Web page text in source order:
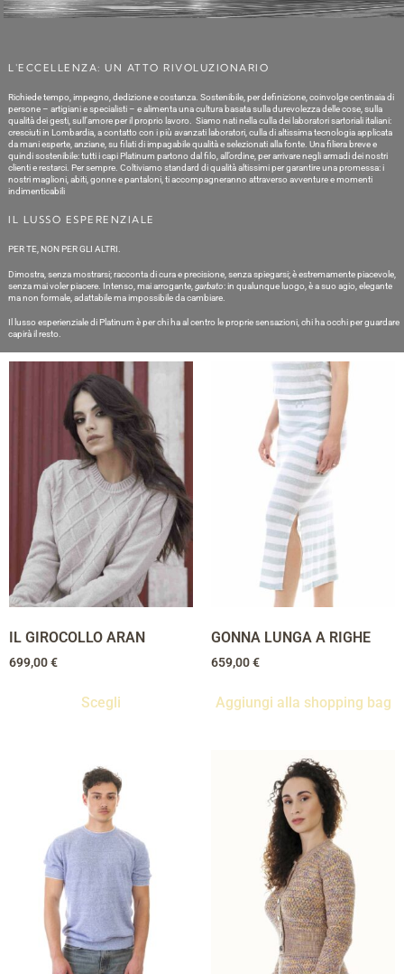
L'ECCELLENZA: UN ATTO RIVOLUZIONARIO
Richiede tempo, impegno, dedizione e costanza. Sostenibile, per definizione, coinvolge centinaia di
persone – artigiani e specialisti – e alimenta una cultura basata sulla durevolezza delle cose, sulla
qualità dei gesti, sull’amore per il proprio lavoro. Siamo nati nella culla dei laboratori sartoriali italiani:
cresciuti in Lombardia, a contatto con i più avanzati laboratori, culla di altissima tecnologia applicata
da mani esperte, anziane, su filati di impagabile qualità e selezionati alla fonte. Una filiera breve e
quindi sostenibile: tutti i capi Platinum partono dal filo, all’ordine, per arrivare negli armadi dei nostri
clienti e restarci. Per sempre. Coltiviamo standard di qualità altissimi per garantire una promessa: i
nostri maglioni, abiti, gonne e pantaloni, ti accompagneranno attraverso avventure e momenti
indimenticabili
IL LUSSO ESPERENZIALE
PER TE, NON PER GLI ALTRI.
Dimostra, senza mostrarsi; racconta di cura e precisione, senza spiegarsi; è estremamente piacevole,
senza mai voler piacere. Intenso, mai arrogante, garbato: in qualunque luogo, è a suo agio, elegante
ma non formale, adattabile ma impossibile da cambiare.
Il lusso esperienziale di Platinum è per chi ha al centro le proprie sensazioni, chi ha occhi per guardare
capirà il resto.
IL GIROCOLLO ARAN
699,00€
Scegli
GONNA LUNGA A RIGHE
659,00€
Aggiungi alla shopping bag